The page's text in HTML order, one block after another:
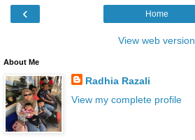
‹ Home
View web version
About Me
Radhia Razali
View my complete profile